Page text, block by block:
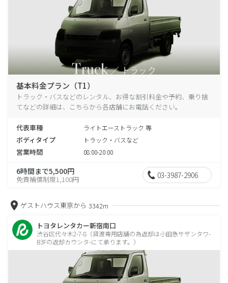
基本料金プラン（T1）
トラック・バスなどのレンタル、お得な割引料金や予約、乗り捨
てなどの詳細は、こちらから各店舗にお電話ください。
代表車種 ライトエーストラック 等
ボディタイプ トラック・バスなど
営業時間 08:00-20:00
6時間まで5,500円
免責補償制度1,100円 03-3987-2906
ゲストハウス東京から 3342m
トヨタレンタカー新宿南口
渋谷区代々木2-7-8（貸渡専用店舗の為返却は小田急サザンタワ-
B3Fの返却カウンタ-にて承ります。）